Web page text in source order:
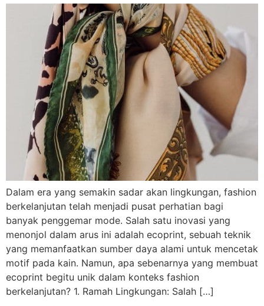
Dalam era yang semakin sadar akan lingkungan, fashion
berkelanjutan telah menjadi pusat perhatian bagi
banyak penggemar mode. Salah satu inovasi yang
menonjol dalam arus ini adalah ecoprint, sebuah teknik
yang memanfaatkan sumber daya alami untuk mencetak
motif pada kain. Namun, apa sebenarnya yang membuat
ecoprint begitu unik dalam konteks fashion
berkelanjutan? 1. Ramah Lingkungan: Salah […]